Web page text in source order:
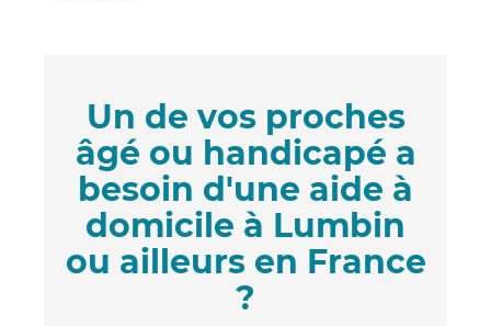
Un de vos proches
âgé ou handicapé a
besoin d'une aide à
domicile à Lumbin
ou ailleurs en France
?